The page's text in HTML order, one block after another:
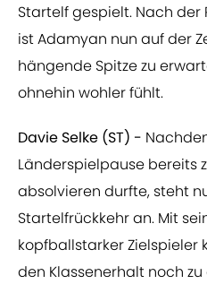
Startelf gespielt. Nach der
ist Adamyan nun auf der
hängende Spitze zu
ohnehin wohler fühlt.
Davie Selke (ST) -
Länderspielpause bereits
absolvieren durfte, steht
Startelfrückkehr an. Mit
kopfballstarker Zielspieler
den Klassenerhalt noch